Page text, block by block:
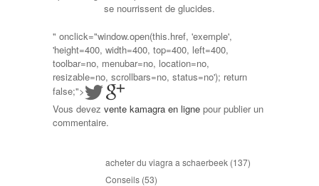
se nourrissent de glucides.
" onclick="window.open(this.href, 'exemple',
'height=400, width=400, top=400, left=400,
toolbar=no, menubar=no, location=no,
resizable=no, scrollbars=no, status=no'); return
false;">
Vous devez vente kamagra en ligne pour publier un
commentaire.
acheter du viagra a schaerbeek (137)
Conseils (53)